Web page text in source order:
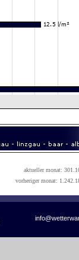
aktueller monat:
vorheriger monat: